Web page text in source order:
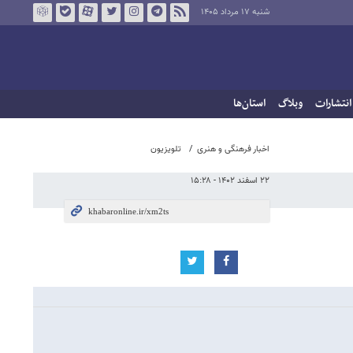
شنبه ۱۷ مرداد ۱۴۰۵
انتشارات وبلاگ استان‌ها
اخبار فرهنگی و هنری تلویزیون
۲۲ اسفند ۱۴۰۲ - ۱۵:۲۸